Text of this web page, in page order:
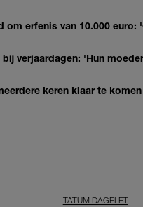
om erfenis van 10.000
verjaardagen: 'Hun
keren klaar te
TATUM DAGELET